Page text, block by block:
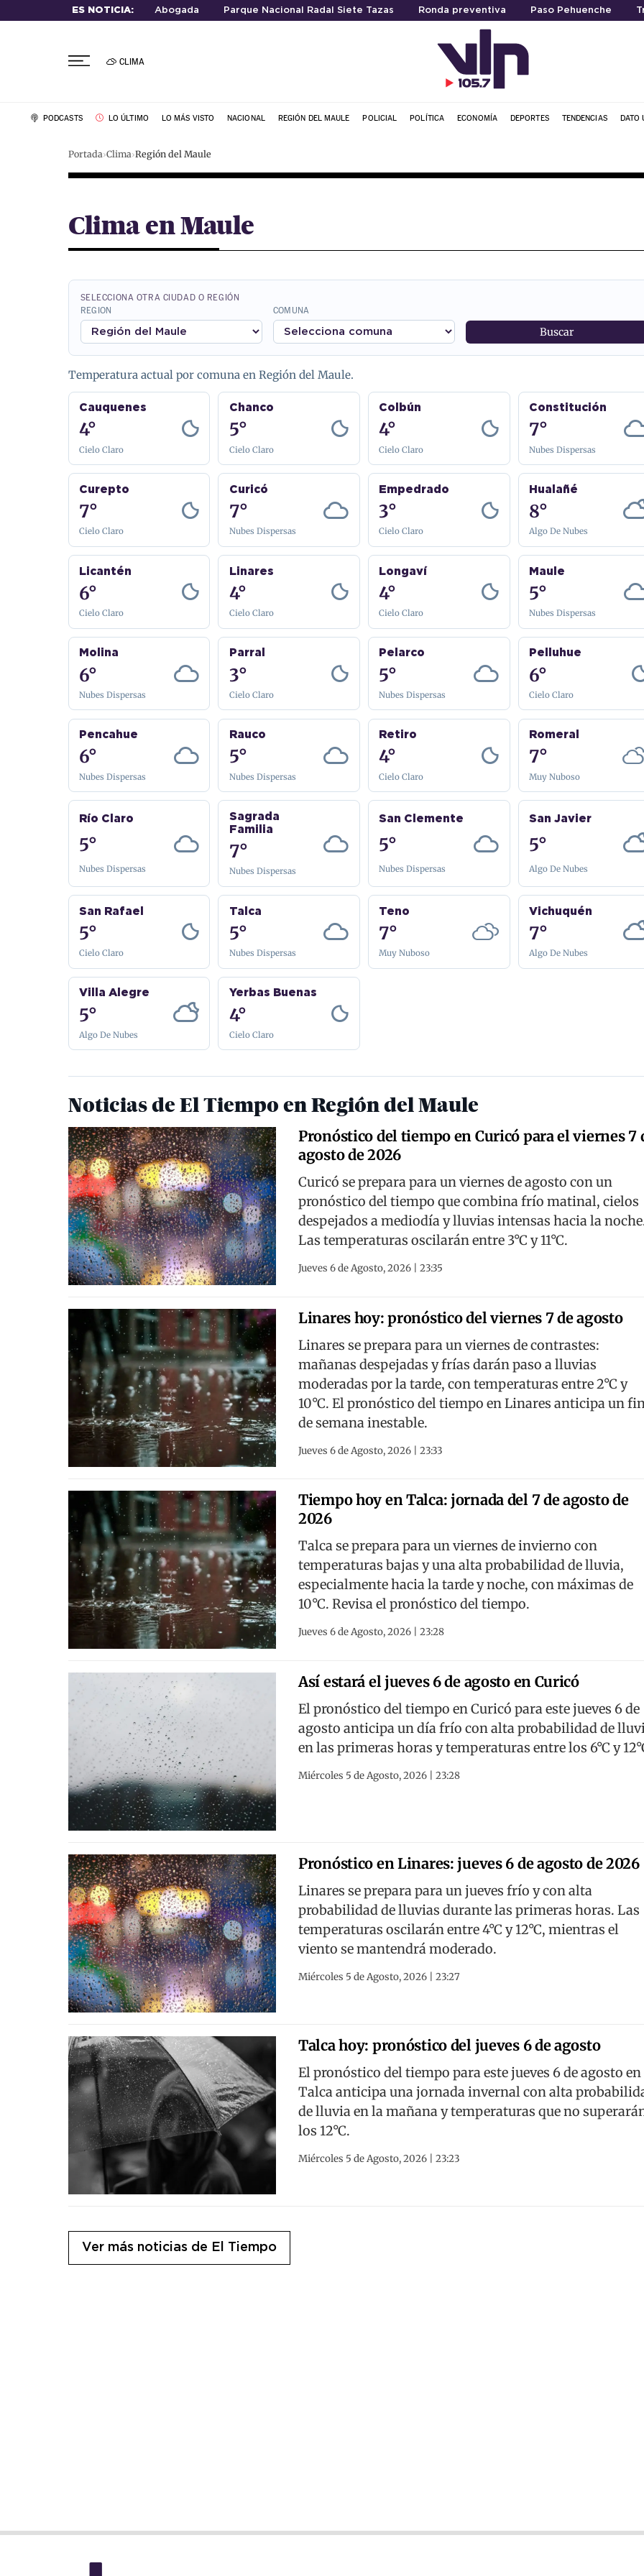
ES NOTICIA: Abogada Parque Nacional Radal Siete Tazas Ronda preventiva Paso Pehuenche
CLIMA
PODCASTS LO ÚLTIMO LO MÁS VISTO NACIONAL REGIÓN DEL MAULE POLICIAL POLÍTICA ECONOMÍA DEPORTES TENDENCIAS DATO
Portada Clima Región del Maule
Clima en Maule
SELECCIONA OTRA CIUDAD O REGIÓN
REGION
COMUNA
Buscar
Temperatura actual por comuna en Región del Maule.
Cauquenes
4°
Cielo Claro
Chanco
5°
Cielo Claro
Colbún
4°
Cielo Claro
Constitución
7°
Nubes Dispersas
Curepto
7°
Cielo Claro
Curicó
7°
Nubes Dispersas
Empedrado
3°
Cielo Claro
Hualañé
8°
Algo De Nubes
Licantén
6°
Cielo Claro
Linares
4°
Cielo Claro
Longaví
4°
Cielo Claro
Maule
5°
Nubes Dispersas
Molina
6°
Nubes Dispersas
Parral
3°
Cielo Claro
Pelarco
5°
Nubes Dispersas
Pelluhue
6°
Cielo Claro
Pencahue
6°
Nubes Dispersas
Rauco
5°
Nubes Dispersas
Retiro
4°
Cielo Claro
Romeral
7°
Muy Nuboso
Río Claro
5°
Nubes Dispersas
Sagrada
Familia
7°
Nubes Dispersas
San Clemente
5°
Nubes Dispersas
San Javier
5°
Algo De Nubes
San Rafael
5°
Cielo Claro
Talca
5°
Nubes Dispersas
Teno
7°
Muy Nuboso
Vichuquén
7°
Algo De Nubes
Villa Alegre
5°
Algo De Nubes
Yerbas Buenas
4°
Cielo Claro
Noticias de El Tiempo en Región del Maule
Pronóstico del tiempo en Curicó para el viernes 7
agosto de 2026
Curicó se prepara para un viernes de agosto con un
pronóstico del tiempo que combina frío matinal, cielos
despejados a mediodía y lluvias intensas hacia la
Las temperaturas oscilarán entre 3°C y 11°C.
Jueves 6 de Agosto, 2026 | 23:35
Linares hoy: pronóstico del viernes 7 de agosto
Linares se prepara para un viernes de contrastes:
mañanas despejadas y frías darán paso a lluvias
moderadas por la tarde, con temperaturas entre 2°C y
10°C. El pronóstico del tiempo en Linares anticipa un
de semana inestable.
Jueves 6 de Agosto, 2026 | 23:33
Tiempo hoy en Talca: jornada del 7 de agosto de
2026
Talca se prepara para un viernes de invierno con
temperaturas bajas y una alta probabilidad de lluvia,
especialmente hacia la tarde y noche, con máximas de
10°C. Revisa el pronóstico del tiempo.
Jueves 6 de Agosto, 2026 | 23:28
Así estará el jueves 6 de agosto en Curicó
El pronóstico del tiempo en Curicó para este jueves 6 de
agosto anticipa un día frío con alta probabilidad de
en las primeras horas y temperaturas entre los 6°C y
Miércoles 5 de Agosto, 2026 | 23:28
Pronóstico en Linares: jueves 6 de agosto de 2026
Linares se prepara para un jueves frío y con alta
probabilidad de lluvias durante las primeras horas. Las
temperaturas oscilarán entre 4°C y 12°C, mientras el
viento se mantendrá moderado.
Miércoles 5 de Agosto, 2026 | 23:27
Talca hoy: pronóstico del jueves 6 de agosto
El pronóstico del tiempo para este jueves 6 de agosto en
Talca anticipa una jornada invernal con alta
de lluvia en la mañana y temperaturas que no
los 12°C.
Miércoles 5 de Agosto, 2026 | 23:23
Ver más noticias de El Tiempo